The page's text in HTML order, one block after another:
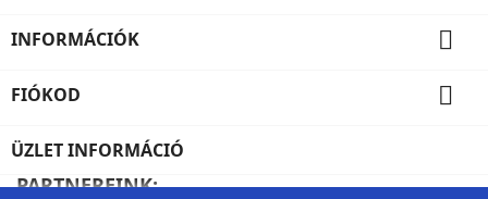
INFORMÁCIÓK 
FIÓKOD 
ÜZLET INFORMÁCIÓ
PARTNEREINK: